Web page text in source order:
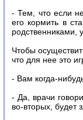
- Тем, что если
его кормить в
родственниками,
Чтобы
что для нее это
- Вам когда-
- Да, врачи
во-вторых, будет